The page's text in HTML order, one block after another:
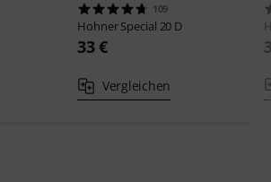
109
HohnerSpecial 20 D
33 €
Vergleichen